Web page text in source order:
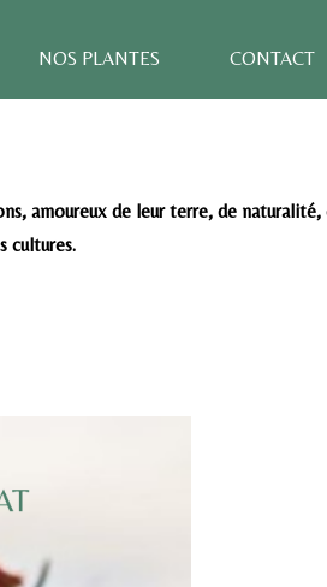
NOS PLANTES CONTACT
amoureux de leur terre, de
cultures.